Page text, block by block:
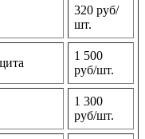
320 руб/
шт.
1 500
руб/шт.
1 300
руб/шт.